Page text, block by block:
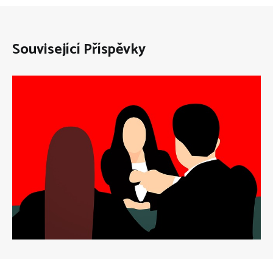
Související Příspěvky